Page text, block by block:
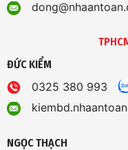
ĐỨC KIỂM
0325 380 993
NGỌC THẠCH